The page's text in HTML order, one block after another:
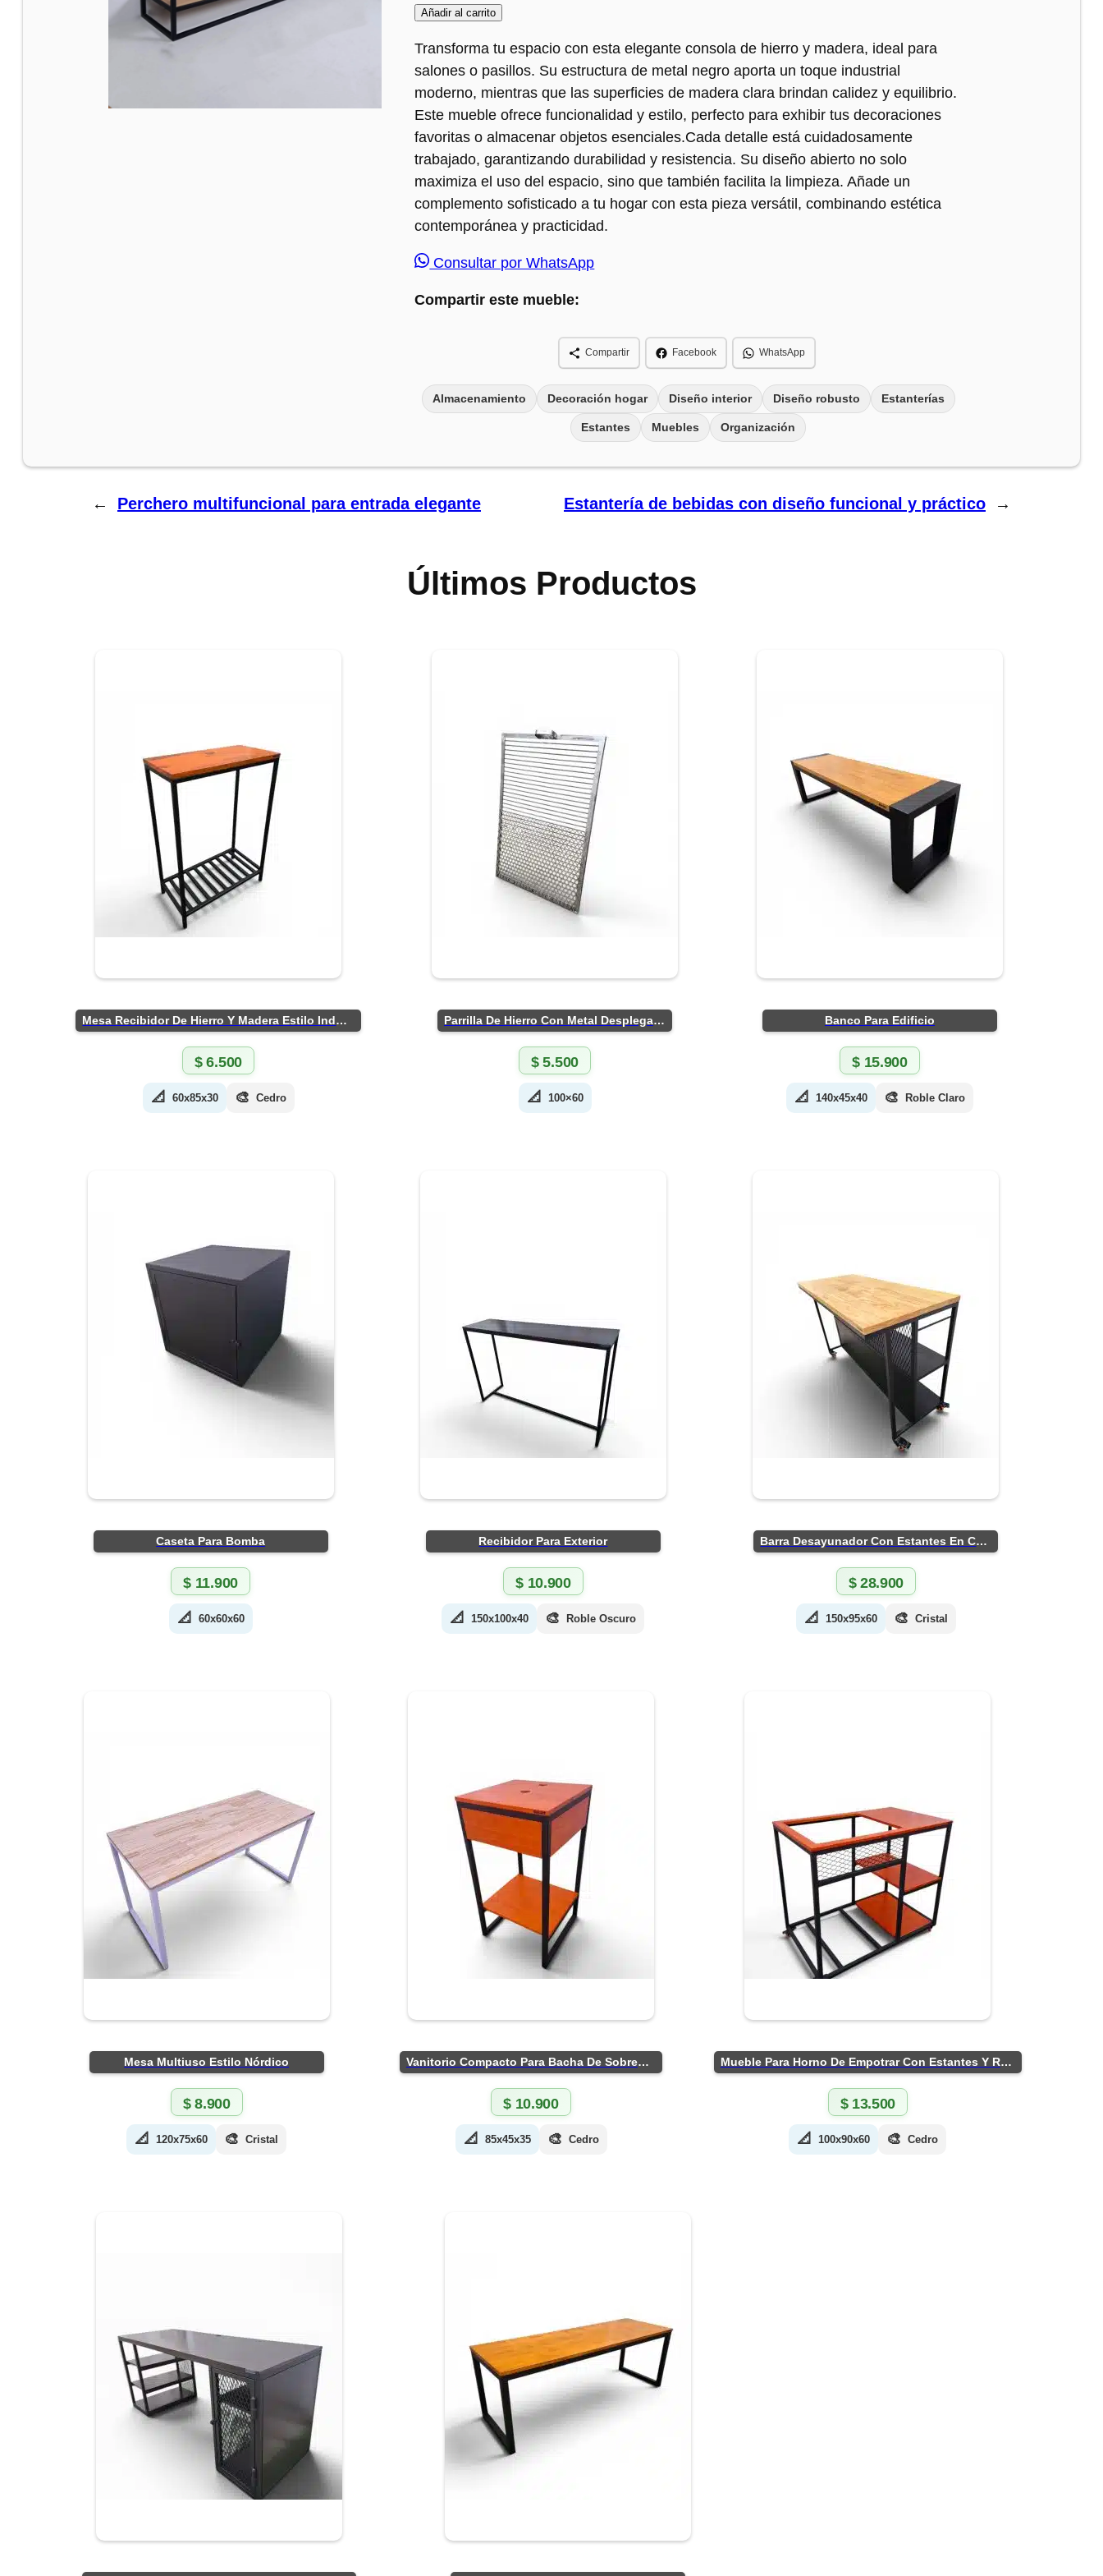
Añadir al carrito
Transforma tu espacio con esta elegante consola de hierro y madera, ideal para
salones o pasillos. Su estructura de metal negro aporta un toque industrial
moderno, mientras que las superficies de madera clara brindan calidez y equilibrio.
Este mueble ofrece funcionalidad y estilo, perfecto para exhibir tus decoraciones
favoritas o almacenar objetos esenciales.Cada detalle está cuidadosamente
trabajado, garantizando durabilidad y resistencia. Su diseño abierto no solo
maximiza el uso del espacio, sino que también facilita la limpieza. Añade un
complemento sofisticado a tu hogar con esta pieza versátil, combinando estética
contemporánea y practicidad.
Consultar por WhatsApp
Compartir este mueble:
Compartir Facebook WhatsApp
Almacenamiento Decoración hogar Diseño interior Diseño robusto Estanterías
Estantes Muebles Organización
← Perchero multifuncional para entrada elegante Estantería de bebidas con diseño funcional y práctico →
Últimos Productos
Mesa Recibidor De Hierro Y Madera Estilo Industrial
$6.500
📐 60x85x30 🎨 Cedro
Parrilla De Hierro Con Metal Desplegado
$5.500
📐 100×60
Banco Para Edificio
$15.900
📐 140x45x40 🎨 Roble Claro
Caseta Para Bomba
$ 11.900
📐 60x60x60
Recibidor Para Exterior
$10.900
📐 150x100x40 🎨 Roble Oscuro
Barra Desayunador Con Estantes En Chapa
$28.900
📐 150x95x60 🎨 Cristal
Mesa Multiuso Estilo Nórdico
$8.900
📐 120x75x60 🎨 Cristal
Vanitorio Compacto Para Bacha De Sobreponer
$10.900
📐 85x45x35 🎨 Cedro
Mueble Para Horno De Empotrar Con Estantes Y Ruedas
$13.500
📐 100x90x60 🎨 Cedro